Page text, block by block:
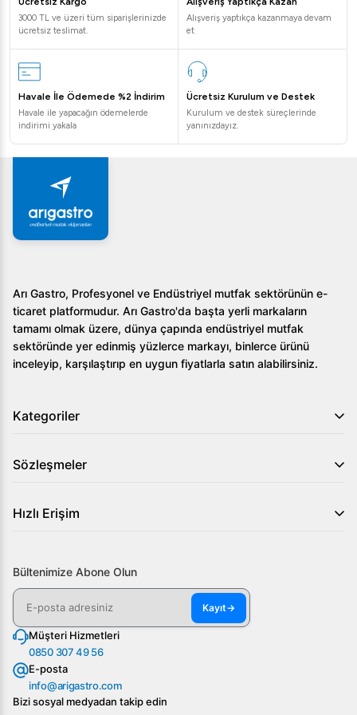
Iceinox ICE 35 Hazneli Gurme Buz Makinesi hangi
alanlarda kullanılabilir?
Bu makine, restoranlar, oteller ve büyük çaplı catering
etkinlikleri için idealdir.
Cihazın bakım gereksinimleri nelerdir?
Makine, temizlik gerektirmeyen kondenser ile donatılmış
olup, düzenli dış temizleme ve saklama alanı kontrolü
önerilir.
ICE 35'in enerji tüketimi nasıldır?
Iceinox ICE 35 Hazneli Gurme Buz Makinesi ile
işletmenizin verimliliğini artırmak için şimdi harekete geçin.
Web sitemizi ziyaret ederek ürün hakkında daha fazla bilgi
alabilirsiniz!
3000 TL ve üzeri tüm siparişlerinizde
ücretsiz teslimat.
Alışveriş yaptıkça kazanmaya devam
et
Havale İle Ödemede %2 İndirim
Havale ile yapacağın ödemelerde
indirimi yakala
Ücretsiz Kurulum ve Destek
Kurulum ve destek süreçlerinde
yanınızdayız.
Arı Gastro, Profesyonel ve Endüstriyel mutfak sektörünün e-
ticaret platformudur. Arı Gastro'da başta yerli markaların
tamamı olmak üzere, dünya çapında endüstriyel mutfak
sektöründe yer edinmiş yüzlerce markayı, binlerce ürünü
inceleyip, karşılaştırıp en uygun fiyatlarla satın alabilirsiniz.
Kategoriler
Sözleşmeler
Hızlı Erişim
Bültenimize Abone Olun
Kayıt→
Müşteri Hizmetleri
0850 307 49 56
E-posta
info@arigastro.com
Bizi sosyal medyadan takip edin